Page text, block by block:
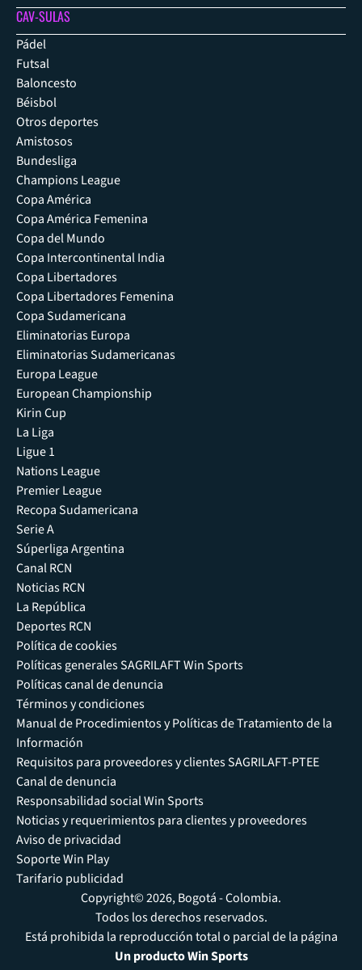
CAV-SULAS
Pádel
Futsal
Baloncesto
Béisbol
Otros deportes
Amistosos
Bundesliga
Champions League
Copa América
Copa América Femenina
Copa del Mundo
Copa Intercontinental India
Copa Libertadores
Copa Libertadores Femenina
Copa Sudamericana
Eliminatorias Europa
Eliminatorias Sudamericanas
Europa League
European Championship
Kirin Cup
La Liga
Ligue 1
Nations League
Premier League
Recopa Sudamericana
Serie A
Súperliga Argentina
Canal RCN
Noticias RCN
La República
Deportes RCN
Política de cookies
Políticas generales SAGRILAFT Win Sports
Políticas canal de denuncia
Términos y condiciones
Manual de Procedimientos y Políticas de Tratamiento de la
Información
Requisitos para proveedores y clientes SAGRILAFT-PTEE
Canal de denuncia
Responsabilidad social Win Sports
Noticias y requerimientos para clientes y proveedores
Aviso de privacidad
Soporte Win Play
Tarifario publicidad
Copyright© 2026, Bogotá - Colombia.
Todos los derechos reservados.
Está prohibida la reproducción total o parcial de la página
Un producto Win Sports